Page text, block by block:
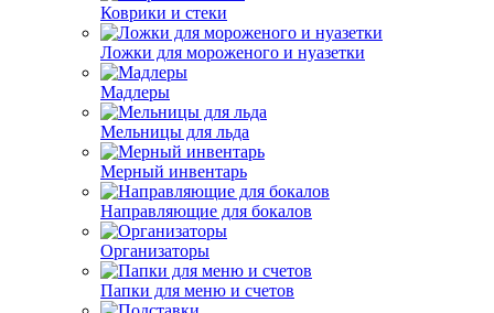
Коврики и стеки
Ложки для мороженого и нуазетки
Мадлеры
Мельницы для льда
Мерный инвентарь
Направляющие для бокалов
Организаторы
Папки для меню и счетов